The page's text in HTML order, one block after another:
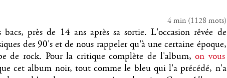
4 min(1128 mots)
bacs, près de 14 ans après sa sortie. L'occasion rêvée de
des 90's et de nous rappeler qu'à une certaine époque,
de rock. Pour la critique complète de l'album,on vous
cet album noir, tout comme le bleu qui l'a précédé, n'a